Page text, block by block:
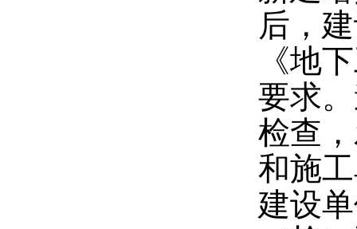
后，
《地
要求
检查
和施
建设